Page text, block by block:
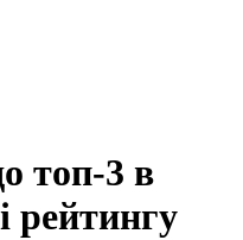
топ-3 в
рейтингу